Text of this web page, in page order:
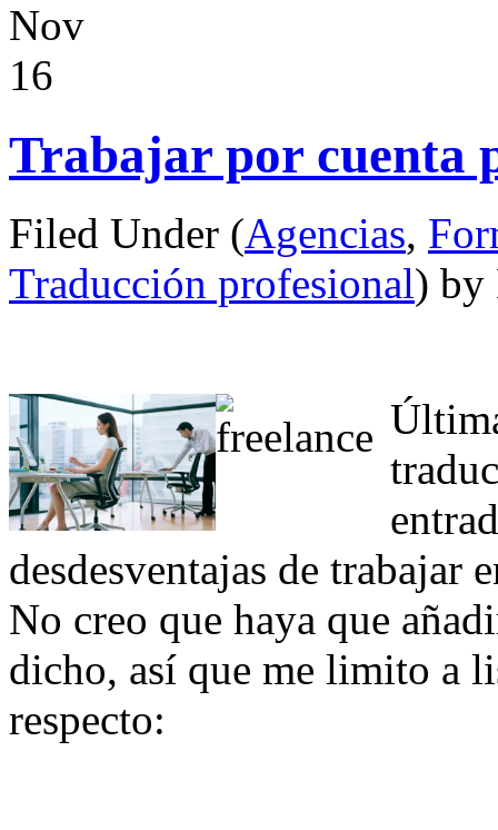
Nov
16
Trabajar por cuenta
Filed Under (Agencias,
Traducción profesional) by
desdesventajas de
No creo que haya que
dicho, así que me limito a
respecto: